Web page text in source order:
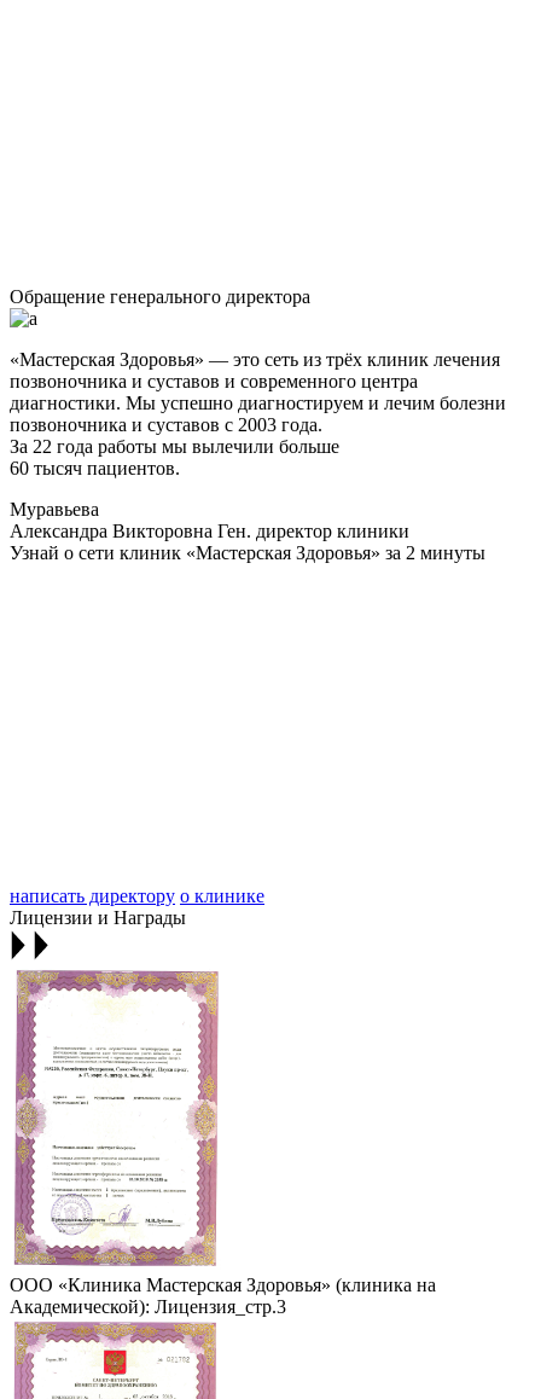
Обращение генерального директора
«Мастерская Здоровья» — это сеть из трёх клиник лечения
позвоночника и суставов и современного центра
диагностики. Мы успешно диагностируем и лечим болезни
позвоночника и суставов с 2003 года.
За 22 года работы мы вылечили больше
60 тысяч пациентов.
Муравьева
Александра Викторовна Ген. директор клиники
Узнай о сети клиник «Мастерская Здоровья» за 2 минуты
написать директору о клинике
Лицензии и Награды
ООО «Клиника Мастерская Здоровья» (клиника на
Академической): Лицензия_стр.3